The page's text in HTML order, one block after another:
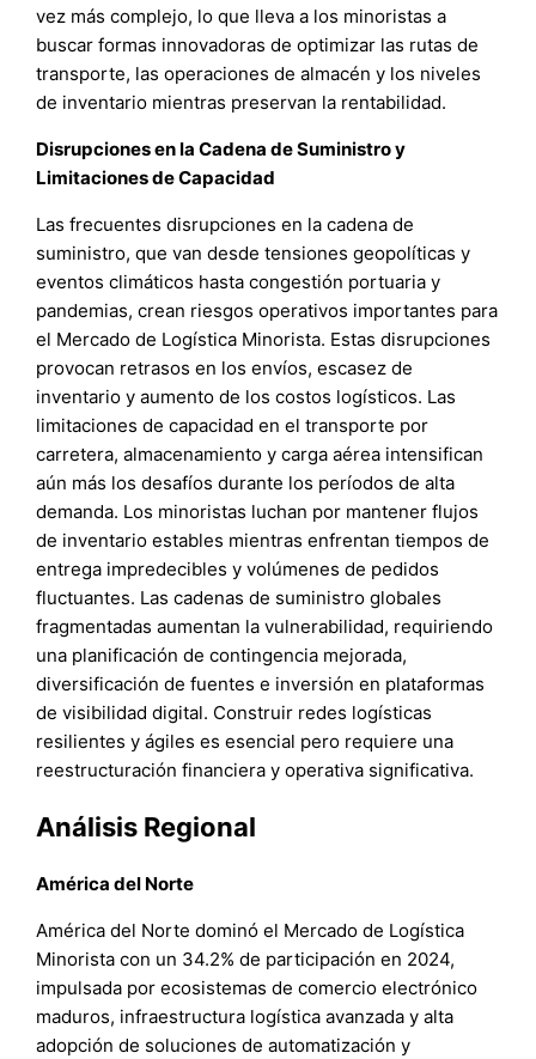
vez más complejo, lo que lleva a los minoristas a
buscar formas innovadoras de optimizar las rutas de
transporte, las operaciones de almacén y los niveles
de inventario mientras preservan la rentabilidad.
Disrupciones en la Cadena de Suministro y
Limitaciones de Capacidad
Las frecuentes disrupciones en la cadena de
suministro, que van desde tensiones geopolíticas y
eventos climáticos hasta congestión portuaria y
pandemias, crean riesgos operativos importantes para
el Mercado de Logística Minorista. Estas disrupciones
provocan retrasos en los envíos, escasez de
inventario y aumento de los costos logísticos. Las
limitaciones de capacidad en el transporte por
carretera, almacenamiento y carga aérea intensifican
aún más los desafíos durante los períodos de alta
demanda. Los minoristas luchan por mantener flujos
de inventario estables mientras enfrentan tiempos de
entrega impredecibles y volúmenes de pedidos
fluctuantes. Las cadenas de suministro globales
fragmentadas aumentan la vulnerabilidad, requiriendo
una planificación de contingencia mejorada,
diversificación de fuentes e inversión en plataformas
de visibilidad digital. Construir redes logísticas
resilientes y ágiles es esencial pero requiere una
reestructuración financiera y operativa significativa.
Análisis Regional
América del Norte
América del Norte dominó el Mercado de Logística
Minorista con un 34.2% de participación en 2024,
impulsada por ecosistemas de comercio electrónico
maduros, infraestructura logística avanzada y alta
adopción de soluciones de automatización y